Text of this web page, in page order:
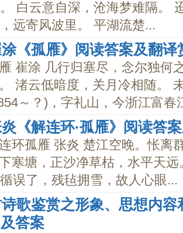
白云意自深，沧海梦难隔。
远寄风波里。 平湖流楚...
《孤雁》阅读答案及翻译
崔涂 几行归塞尽，念尔独何
渚云低暗度，关月冷相随。
～？)，字礼山，今浙江富春
《解连环·孤雁》阅读答
环孤雁 张炎 楚江空晚。怅离
寒塘，正沙净草枯，水平天
误了，残毡拥雪，故人心眼...
歌鉴赏之形象、思想内
答案